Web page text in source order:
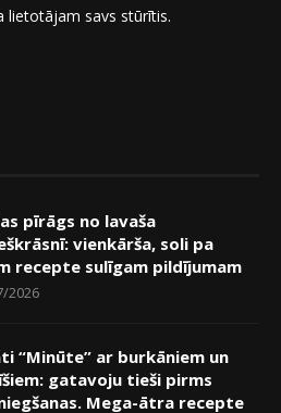
lietotājam savs stūrītis.
pīrāgs no lavaša
vienkārša, soli pa
recepte sulīgam pildījumam
2026
“Minūte” ar burkāniem un
gatavoju tieši pirms
Mega-ātra recepte